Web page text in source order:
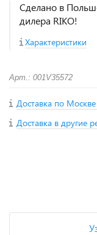
Сделано в
дилера RIKO!
Характеристики
Арт.: 001V35572
Доставка по
Доставка в другие